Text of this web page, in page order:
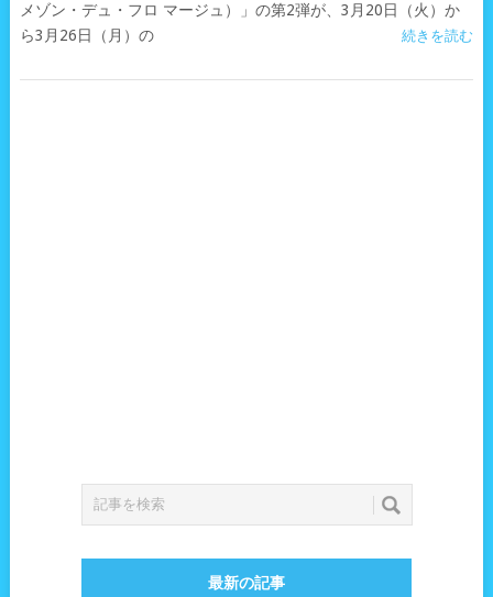
メゾン・デュ・フロ マージュ）」の第2弾が、3月20日（火）か
ら3月26日（月）の
続きを読む
最新の記事